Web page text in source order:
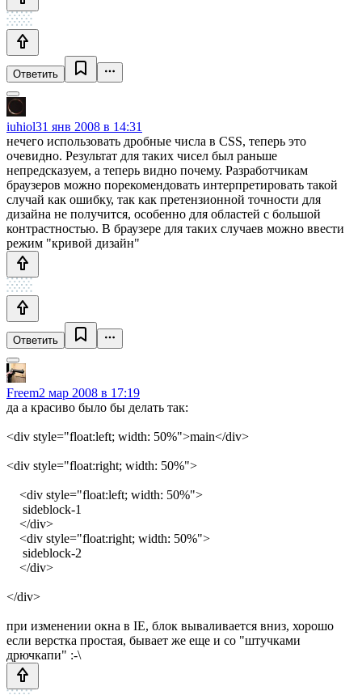
Ответить
iuhiol31 янв 2008 в 14:31
нечего использовать дробные числа в CSS, теперь это
очевидно. Результат для таких чисел был раньше
непредсказуем, а теперь видно почему. Разработчикам
браузеров можно порекомендовать интерпретировать такой
случай как ошибку, так как претензионной точности для
дизайна не получится, особенно для областей с большой
контрастностью. В браузере для таких случаев можно ввести
режим "кривой дизайн"
Ответить
Freem2 мар 2008 в 17:19
да а красиво было бы делать так:
<div style="float:left; width: 50%">main</div>
<div style="float:right; width: 50%">
<div style="float:left; width: 50%">
sideblock-1
</div>
<div style="float:right; width: 50%">
sideblock-2
</div>
</div>
при изменении окна в IE, блок вываливается вниз, хорошо
если верстка простая, бывает же еще и со "штучками
дрючкапи" :-\